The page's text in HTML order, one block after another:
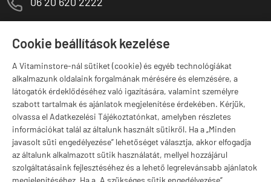
Cookie beállítások kezelése
A Vitaminstore-nál sütiket (cookie) és egyéb technológiákat
alkalmazunk oldalaink forgalmának mérésére és elemzésére, a
látogatók érdeklődéséhez való igazítására, valamint személyre
szabott tartalmak és ajánlatok megjelenítése érdekében. Kérjük,
olvassa el Adatkezelési Tájékoztatónkat, amelyben részletes
információkat talál az általunk használt sütikről. Ha a „Minden
javasolt süti engedélyezése” lehetőséget választja, akkor elfogadja
az általunk alkalmazott sütik használatát, mellyel hozzájárul
szolgáltatásaink fejlesztéséhez és a lehető legrelevánsabb ajánlatok
megjelenítéséhez. Ha a „A szükséges sütik engedélyezése”
M
Szugló u. 83-85.
Márkák
Valuta választás